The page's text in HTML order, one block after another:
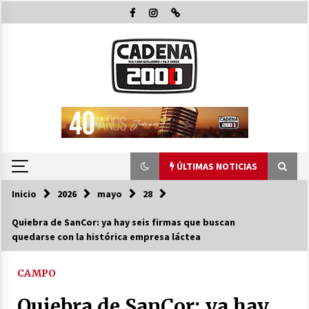
al
ÚLTIMAS NOTICIAS
ÚLTIMAS NOTICIAS
Pullaro y Michlig recorrieron y habiltaron
obras en C. Bossi y en 2 Rosas y La legua e
Inicio 2026 mayo 28
Quiebra de SanCor: ya hay seis firmas que buscan
quedarse con la histórica empresa láctea
CAMPO